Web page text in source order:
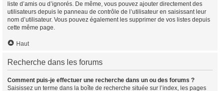
liste d’amis ou d’ignorés. De même, vous pouvez ajouter directement des
utilisateurs depuis le panneau de contrôle de l’utilisateur en saisissant leur
nom d’utilisateur. Vous pouvez également les supprimer de vos listes depuis
cette même page.
Haut
Recherche dans les forums
Comment puis-je effectuer une recherche dans un ou des forums ?
Saisissez un terme dans la boîte de recherche située sur l’index, les pages